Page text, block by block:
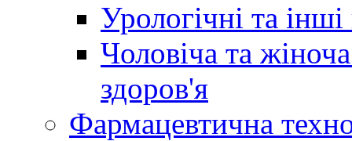
Урологічні та
Чоловіча та
здоров'я
Фармацевтична